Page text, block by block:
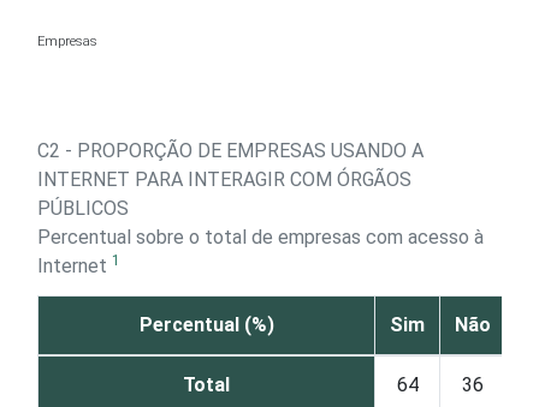
Empresas
C2 - PROPORÇÃO DE EMPRESAS USANDO A
INTERNET PARA INTERAGIR COM ÓRGÃOS
PÚBLICOS
Percentual sobre o total de empresas com acesso à
Internet 1
Percentual (%) Sim Não
Total 64 36